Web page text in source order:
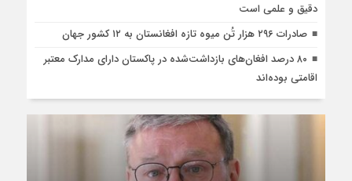
دقیق و علمی است
صادرات ۲۹۶ هزار تُن میوه تازه افغانستان به ۱۲ کشور جهان
۸۰ درصد افغان‌های بازداشت‌شده در پاکستان دارای مدارک معتبر
اقامتی بوده‌اند